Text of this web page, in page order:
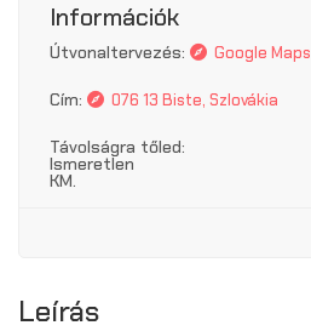
Leírás
Információk
Útvonaltervezés: Google Maps
Cím: 076 13 Biste, Szlovákia
Távolságra tőled:
Ismeretlen
KM.